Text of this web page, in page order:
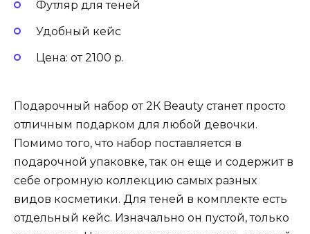
Футляр для теней
Удобный кейс
Цена: от 2100 р.
Подарочный набор от 2К Beauty станет просто
отличным подарком для любой девочки.
Помимо того, что набор поставляется в
подарочной упаковке, так он еще и содержит в
себе огромную коллекцию самых разных
видов косметики. Для теней в комплекте есть
отдельный кейс. Изначально он пустой, только